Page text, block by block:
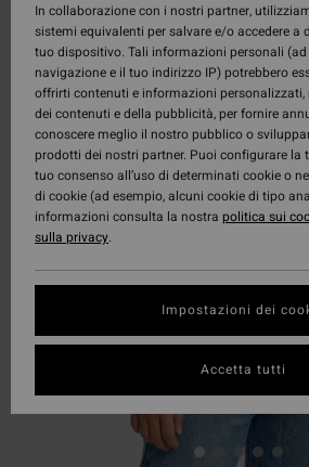
In collaborazione con i nostri partner,
sistemi equivalenti per salvare e/o accedere a
tuo dispositivo. Tali informazioni personali (ad
navigazione e il tuo indirizzo IP) potrebbero
offrirti contenuti e informazioni personalizzati,
dei contenuti e della pubblicità, per fornire
conoscere meglio il nostro pubblico o
prodotti dei nostri partner. Puoi configurare la
tuo consenso all’uso di determinati cookie o
di cookie (ad esempio, alcuni cookie di tipo
informazioni consulta la nostra politica sui
sulla privacy.
Impostazioni dei
Accetta tutti